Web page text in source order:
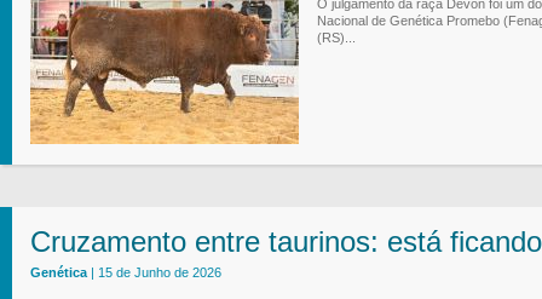
O julgamento da raça Devon foi um
Nacional de Genética Promebo
(RS)...
Cruzamento entre taurinos: está
Genética | 15 de Junho de 2026